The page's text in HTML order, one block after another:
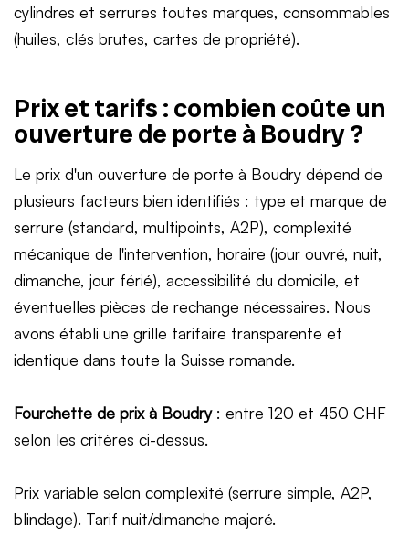
cylindres et serrures toutes marques, consommables
(huiles, clés brutes, cartes de propriété).
Prix et tarifs : combien coûte un
ouverture de porte à Boudry ?
Le prix d'un ouverture de porte à Boudry dépend de
plusieurs facteurs bien identifiés : type et marque de
serrure (standard, multipoints, A2P), complexité
mécanique de l'intervention, horaire (jour ouvré, nuit,
dimanche, jour férié), accessibilité du domicile, et
éventuelles pièces de rechange nécessaires. Nous
avons établi une grille tarifaire transparente et
identique dans toute la Suisse romande.
Fourchette de prix à Boudry: entre 120 et 450 CHF
selon les critères ci-dessus.
Prix variable selon complexité (serrure simple, A2P,
blindage). Tarif nuit/dimanche majoré.